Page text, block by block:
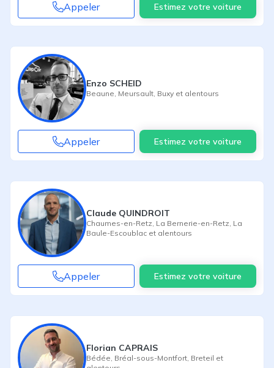
Appeler Estimez votre voiture
Enzo SCHEID
Beaune Meursault Buxy et alentours
Appeler Estimez votre voiture
Claude QUINDROIT
Chaumes-en-Retz La Bernerie-en-Retz La
Baule-Escoublac et alentours
Appeler Estimez votre voiture
Florian CAPRAIS
Bédée Bréal-sous-Montfort Breteil et